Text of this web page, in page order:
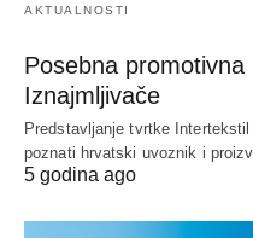
AKTUALNOSTI
Posebna
Iznajmljivače
Predstavljanje tvrtke
poznati hrvatski uvoznik i
5 godina ago